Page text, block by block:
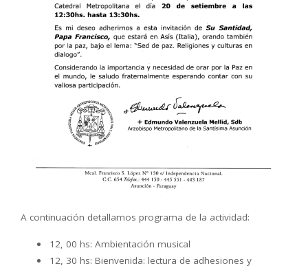
A continuación detallamos programa de la actividad:
12, 00 hs: Ambientación musical
12, 30 hs: Bienvenida: lectura de adhesiones y